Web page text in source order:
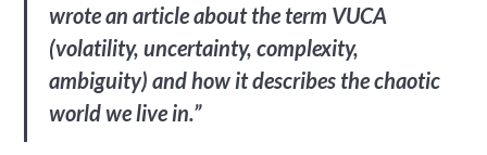
wrote an article about the term VUCA
(volatility, uncertainty, complexity,
ambiguity) and how it describes the chaotic
world we live in.”